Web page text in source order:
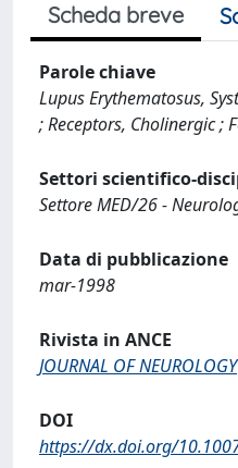
Scheda breve
Parole chiave
Lupus Erythematosus,
; Receptors, Cholinergic ;
Settori scientifico-
Settore MED/26 -
Data di pubblicazione
mar-1998
Rivista in ANCE
JOURNAL OF NEUROLOGY
DOI
https://dx.doi.org/